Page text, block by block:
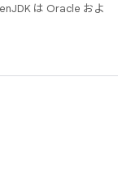
は Oracle およ